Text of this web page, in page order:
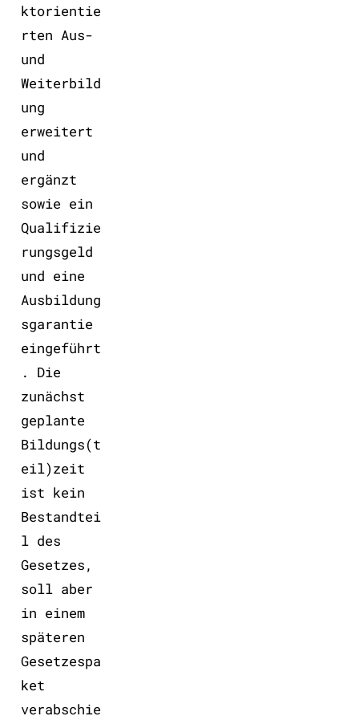
ktorientie
rten Aus-
und
Weiterbild
ung
erweitert
und
ergänzt
sowie ein
Qualifizie
rungsgeld
und eine
Ausbildung
sgarantie
eingeführt
. Die
zunächst
geplante
Bildungs(t
eil)zeit
ist kein
Bestandtei
l des
Gesetzes,
soll aber
in einem
späteren
Gesetzespa
ket
verabschie